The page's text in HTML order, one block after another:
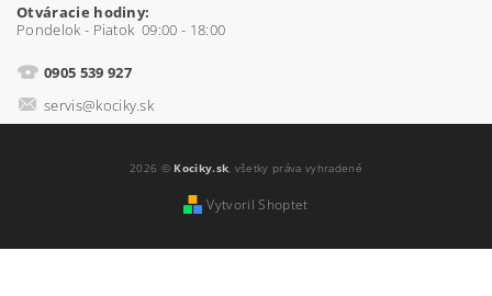
Otváracie hodiny:
Pondelok - Piatok 09:00 - 18:00
0905 539 927
servis@kociky.sk
2026 © Kociky.sk , všetky práva vyhradené
Vytvoril Shoptet